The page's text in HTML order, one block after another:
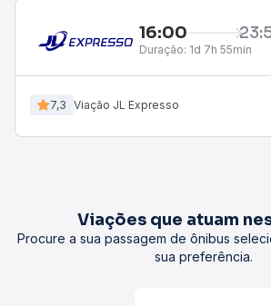
16:00
Duração: 1d 7h 55min
7,3 Viação JL Expresso
Viações que atuam
Procure a sua passagem de ônibus
sua preferência.